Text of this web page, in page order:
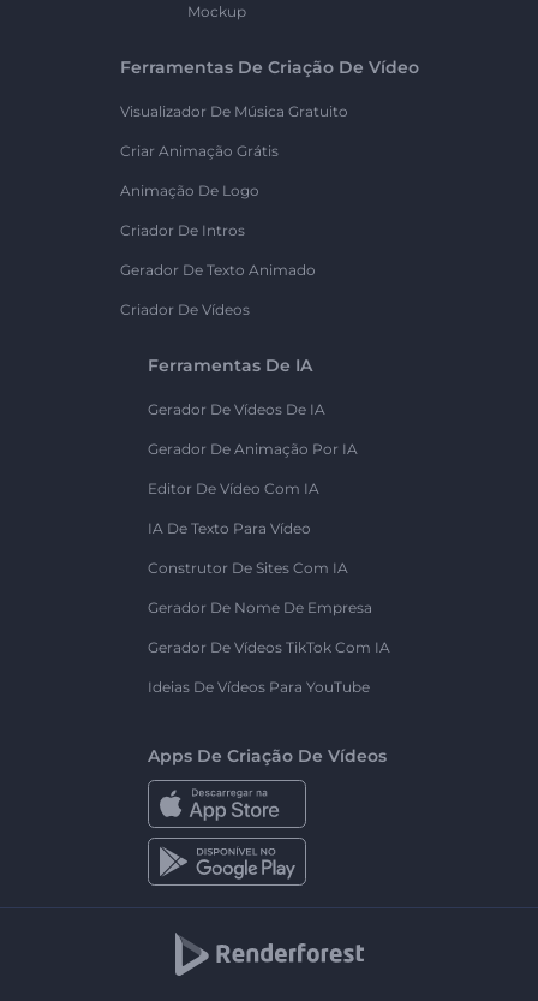
Mockup
Ferramentas De Criação De Vídeo
Visualizador De Música Gratuito
Criar Animação Grátis
Animação De Logo
Criador De Intros
Gerador De Texto Animado
Criador De Vídeos
Ferramentas De IA
Gerador De Vídeos De IA
Gerador De Animação Por IA
Editor De Vídeo Com IA
IA De Texto Para Vídeo
Construtor De Sites Com IA
Gerador De Nome De Empresa
Gerador De Vídeos TikTok Com IA
Ideias De Vídeos Para YouTube
Apps De Criação De Vídeos